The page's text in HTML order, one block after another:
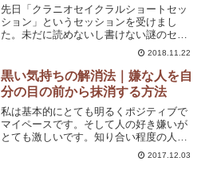
先日「クラニオセイクラルショートセッ
ション」というセッションを受けまし
た。未だに読めないし書けない謎のセッ
ション。しかしながら、このクラニオセ
イクラルセッションが私を長年悩ませ
た、不定愁訴の改善に効果があったので
は無いかと思うようになりまし...
2018.11.22
黒い気持ちの解消法｜嫌な人を自
分の目の前から抹消する方法
私は基本的にとても明るくポジティブで
マイペースです。そして人の好き嫌いが
とても激しいです。知り合い程度の人
と、ちょっと長話をすると、表面しか見
えてなかった相手の性格が何となく見え
2017.12.03